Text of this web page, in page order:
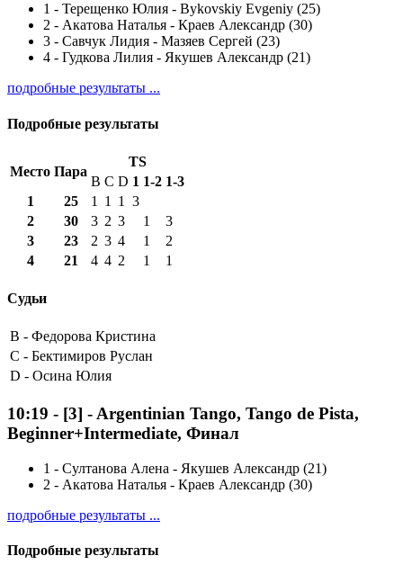
1 - Терещенко Юлия - Bykovskiy Evgeniy (25)
2 - Акатова Наталья - Краев Александр (30)
3 - Савчук Лидия - Мазяев Сергей (23)
4 - Гудкова Лилия - Якушев Александр (21)
подробные результаты ...
Подробные результаты
Место Пара
TS
B C D 1 1-2 1-3
1
25 1 1 1
3
2
30 3 2 3 1
3
3
23 2 3 4 1
2
4
21 4 4 2 1 1
Судьи
B - Федорова Кристина
C - Бектимиров Руслан
D - Осина Юлия
10:19 - [3] - Argentinian Tango, Tango de Pista,
Beginner+Intermediate, Финал
1 - Султанова Алена - Якушев Александр (21)
2 - Акатова Наталья - Краев Александр (30)
подробные результаты ...
Подробные результаты